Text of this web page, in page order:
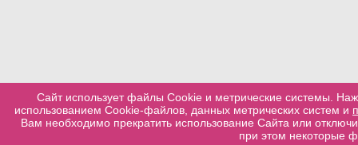
Сайт использует файлы Cookie и метрические системы.
использованием Cookie-файлов, данных метрических систем и
Вам необходимо прекратить использование Сайта или
при этом некоторые